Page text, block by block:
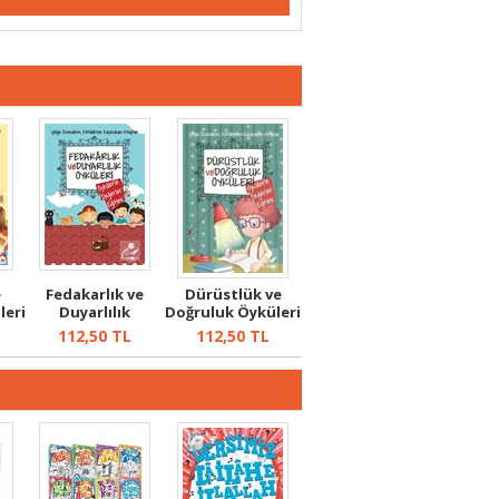
Fedakarlık ve
Duyarlılık
Öyküleri / Öykü...
112,50 TL
Dürüstlük ve
Doğruluk Öyküleri
/ Öyküler...
112,50 TL